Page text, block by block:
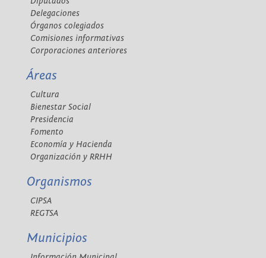
Delegaciones
Órganos colegiados
Comisiones informativas
Corporaciones anteriores
Áreas
Cultura
Bienestar Social
Presidencia
Fomento
Economía y Hacienda
Organización y RRHH
Organismos
CIPSA
REGTSA
Municipios